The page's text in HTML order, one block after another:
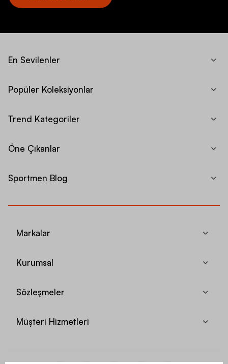
En Sevilenler
Popüler Koleksiyonlar
Trend Kategoriler
Öne Çıkanlar
Sportmen Blog
Markalar
Kurumsal
Sözleşmeler
Müşteri Hizmetleri